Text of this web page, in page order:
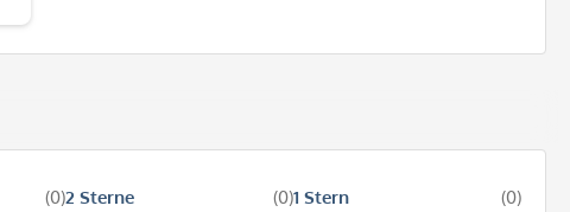
(0)2 Sterne (0)1 Stern (0)